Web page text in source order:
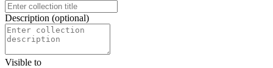
Description (optional)
Visible to